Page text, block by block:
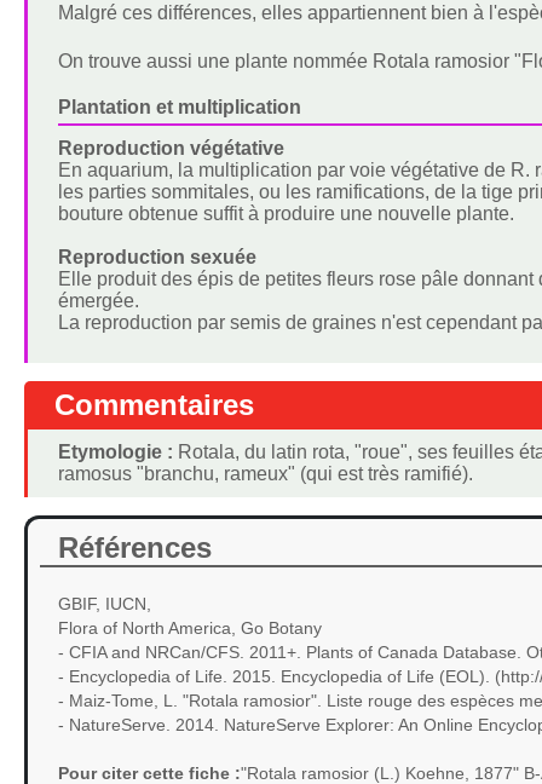
Malgré ces différences, elles appartiennent bien à
On trouve aussi une plante nommée Rotala ramosior
Plantation et multiplication
Reproduction végétative
En aquarium, la multiplication par voie végétative de
les parties sommitales, ou les ramifications, de la tige
bouture obtenue suffit à produire une nouvelle plante.
Reproduction sexuée
Elle produit des épis de petites fleurs rose pâle
émergée.
La reproduction par semis de graines n'est cependant
Commentaires
Etymologie : Rotala, du latin rota, "roue", ses feuilles
ramosus "branchu, rameux" (qui est très ramifié).
Références
GBIF, IUCN,
Flora of North America, Go Botany
- CFIA and NRCan/CFS. 2011+. Plants of Canada Database.
- Encyclopedia of Life. 2015. Encyclopedia of Life (EOL).
- Maiz-Tome, L. "Rotala ramosior". Liste rouge des espèces
- NatureServe. 2014. NatureServe Explorer: An Online
Pour citer cette fiche :"Rotala ramosior (L.) Koehne, 1877"